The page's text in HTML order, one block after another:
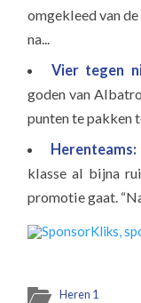
omgekleed van
na...
Vier tegen
goden van
punten te pakken
klasse al bijna
promotie gaat.
Heren 1